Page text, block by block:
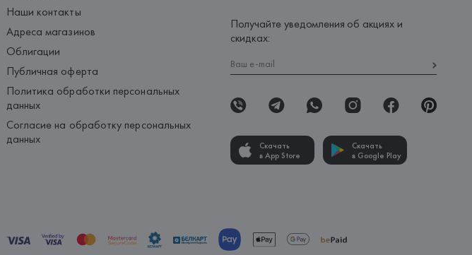
Наши контакты
Адреса магазинов
Облигации
Публичная оферта
Политика обработки персональных
данных
Согласие на обработку персональных
данных
Получайте уведомления об акциях и
скидках:
Скачать
в App Store
Скачать
в Google Play